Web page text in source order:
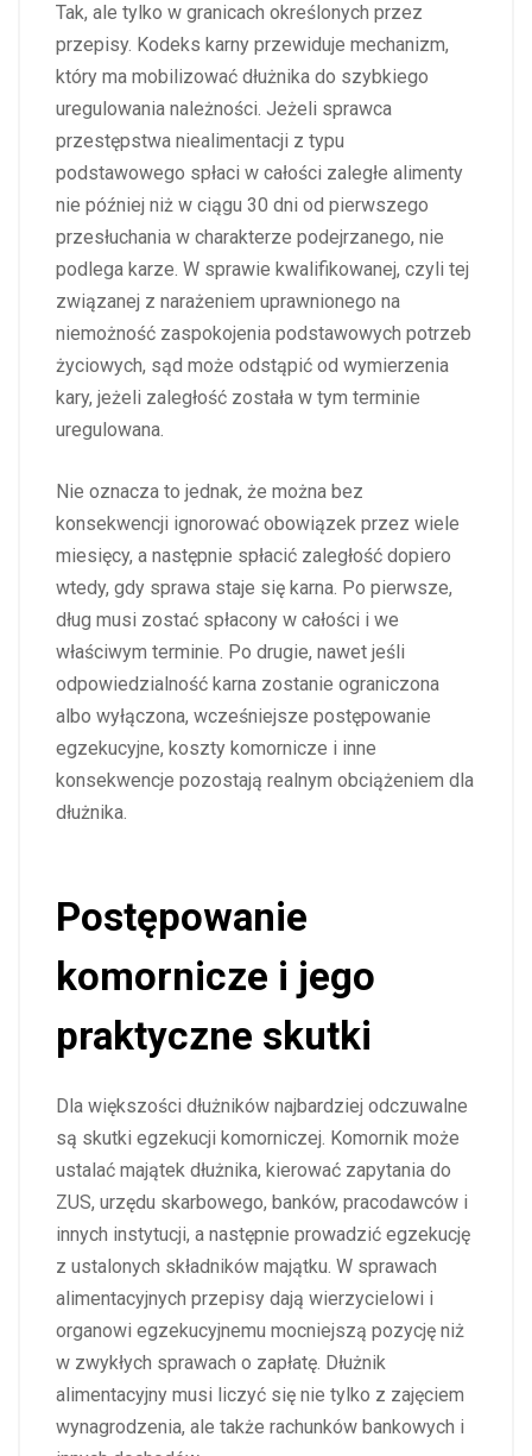
Tak, ale tylko w granicach określonych przez
przepisy. Kodeks karny przewiduje mechanizm,
który ma mobilizować dłużnika do szybkiego
uregulowania należności. Jeżeli sprawca
przestępstwa niealimentacji z typu
podstawowego spłaci w całości zaległe alimenty
nie później niż w ciągu 30 dni od pierwszego
przesłuchania w charakterze podejrzanego, nie
podlega karze. W sprawie kwalifikowanej, czyli tej
związanej z narażeniem uprawnionego na
niemożność zaspokojenia podstawowych potrzeb
życiowych, sąd może odstąpić od wymierzenia
kary, jeżeli zaległość została w tym terminie
uregulowana.
Nie oznacza to jednak, że można bez
konsekwencji ignorować obowiązek przez wiele
miesięcy, a następnie spłacić zaległość dopiero
wtedy, gdy sprawa staje się karna. Po pierwsze,
dług musi zostać spłacony w całości i we
właściwym terminie. Po drugie, nawet jeśli
odpowiedzialność karna zostanie ograniczona
albo wyłączona, wcześniejsze postępowanie
egzekucyjne, koszty komornicze i inne
konsekwencje pozostają realnym obciążeniem dla
dłużnika.
Postępowanie
komornicze i jego
praktyczne skutki
Dla większości dłużników najbardziej odczuwalne
są skutki egzekucji komorniczej. Komornik może
ustalać majątek dłużnika, kierować zapytania do
ZUS, urzędu skarbowego, banków, pracodawców i
innych instytucji, a następnie prowadzić egzekucję
z ustalonych składników majątku. W sprawach
alimentacyjnych przepisy dają wierzycielowi i
organowi egzekucyjnemu mocniejszą pozycję niż
w zwykłych sprawach o zapłatę. Dłużnik
alimentacyjny musi liczyć się nie tylko z zajęciem
wynagrodzenia, ale także rachunków bankowych i